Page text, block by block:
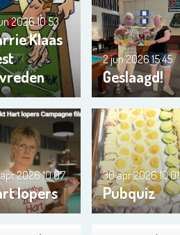
Klaas
202610:53
Geslaagd!
2 jun 202615:45
lopers
202610:07
Pubquiz
30 apr 202610:01